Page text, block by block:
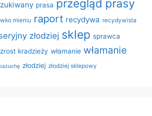
prasa przegląd prasy
mieniu raport recydywa recydywista
złodziej sklep sprawca
kradzieży włamanie włamanie
złodziej złodziej sklepowy